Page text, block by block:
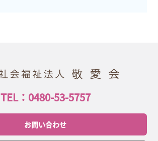
TEL：0480-53-5757
お問い合わせ